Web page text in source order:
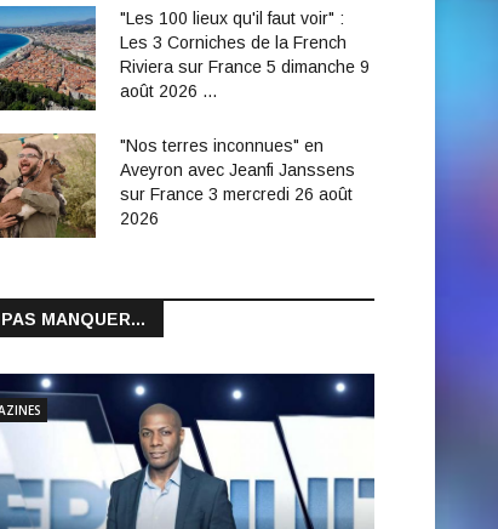
"Les 100 lieux qu'il faut voir" :
Les 3 Corniches de la French
Riviera sur France 5 dimanche 9
août 2026 …
"Nos terres inconnues" en
Aveyron avec Jeanfi Janssens
sur France 3 mercredi 26 août
2026
MANQUER...